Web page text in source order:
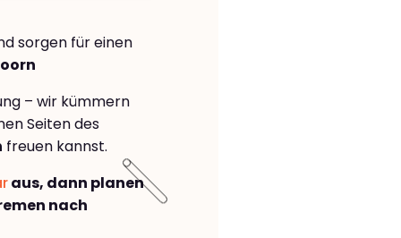
sorgen für einen
– wir kümmern
Seiten des
freuen kannst.
aus, dann planen
nach